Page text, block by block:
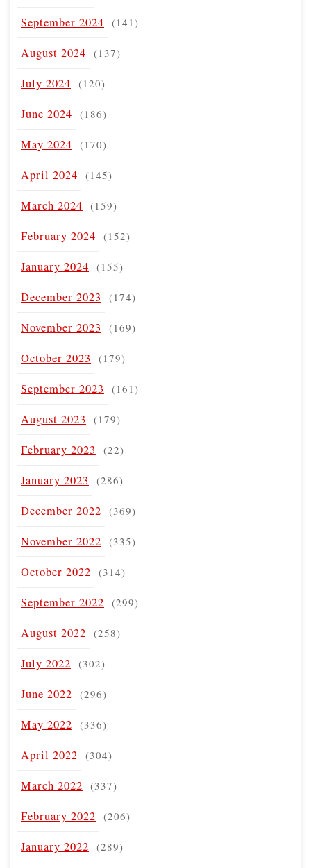
September 2024 (141)
August 2024 (137)
July 2024 (120)
June 2024 (186)
May 2024 (170)
April 2024 (145)
March 2024 (159)
February 2024 (152)
January 2024 (155)
December 2023 (174)
November 2023 (169)
October 2023 (179)
September 2023 (161)
August 2023 (179)
February 2023 (22)
January 2023 (286)
December 2022 (369)
November 2022 (335)
October 2022 (314)
September 2022 (299)
August 2022 (258)
July 2022 (302)
June 2022 (296)
May 2022 (336)
April 2022 (304)
March 2022 (337)
February 2022 (206)
January 2022 (289)